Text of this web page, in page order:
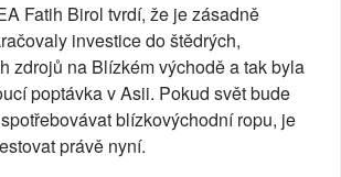
Fatih Birol tvrdí, že je zásadně
investice do štědrých,
zdrojů na Blízkém východě a tak byla
poptávka v Asii. Pokud svět bude
blízkovýchodní ropu, je
právě nyní.